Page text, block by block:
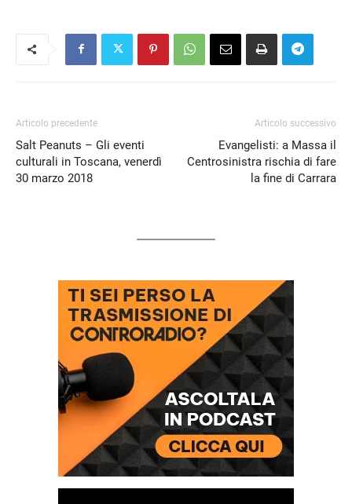
Articolo precedente
Salt Peanuts – Gli eventi
culturali in Toscana, venerdì
30 marzo 2018
Articolo successivo
Evangelisti: a Massa il
Centrosinistra rischia di fare
la fine di Carrara